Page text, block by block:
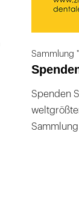
Sammlung
Spenden